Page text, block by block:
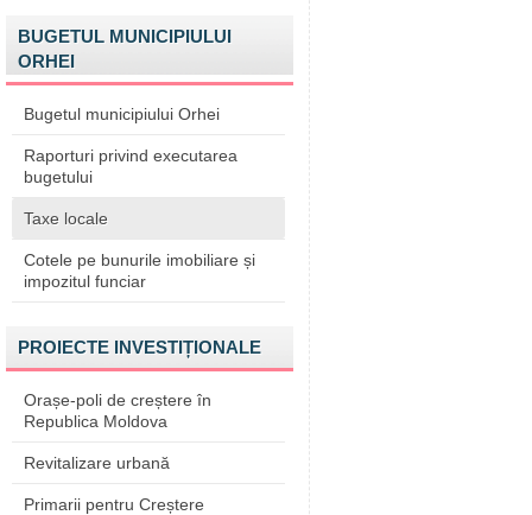
BUGETUL MUNICIPIULUI
ORHEI
Bugetul municipiului Orhei
Raporturi privind executarea
bugetului
Taxe locale
Cotele pe bunurile imobiliare și
impozitul funciar
PROIECTE INVESTIȚIONALE
Orașe-poli de creștere în
Republica Moldova
Revitalizare urbană
Primarii pentru Creștere